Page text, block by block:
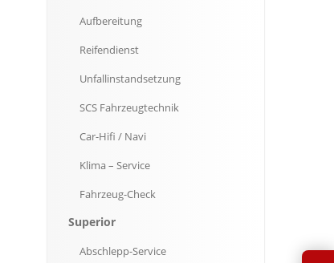
Aufbereitung
Reifendienst
Unfallinstandsetzung
SCS Fahrzeugtechnik
Car-Hifi / Navi
Klima – Service
Fahrzeug-Check
Superior
Abschlepp-Service